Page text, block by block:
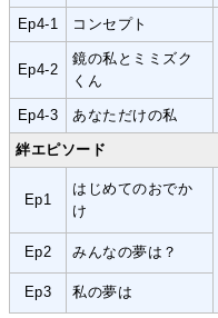
Ep4-1 コンセプト
Ep4-2
鏡の私とミミズク
くん
Ep4-3 あなただけの私
絆エピソード
Ep1
はじめてのおでか
け
Ep2 みんなの夢は？
Ep3 私の夢は